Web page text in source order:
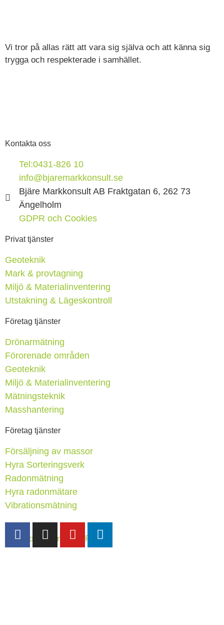
Vi tror på allas rätt att vara sig själva och att känna sig
trygga och respekterade i samhället.
Kontakta oss
Tel:0431-826 10
info@bjaremarkkonsult.se
Bjäre Markkonsult AB Fraktgatan 6, 262 73
Ängelholm
GDPR och Cookies
Privat tjänster
Geoteknik
Mark & provtagning
Miljö & Materialinventering
Utstakning & Lägeskontroll
Företag tjänster
Drönarmätning
Förorenade områden
Geoteknik
Miljö & Materialinventering
Mätningsteknik
Masshantering
Företag tjänster
Försäljning av massor
Hyra Sorteringsverk
Radonmätning
Hyra radonmätare
Vibrationsmätning
Hemsida av FredagMRGN